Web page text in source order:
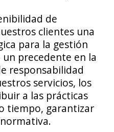
de
clientes una
para la gestión
precedente en la
responsabilidad
servicios, los
a las prácticas
tiempo, garantizar